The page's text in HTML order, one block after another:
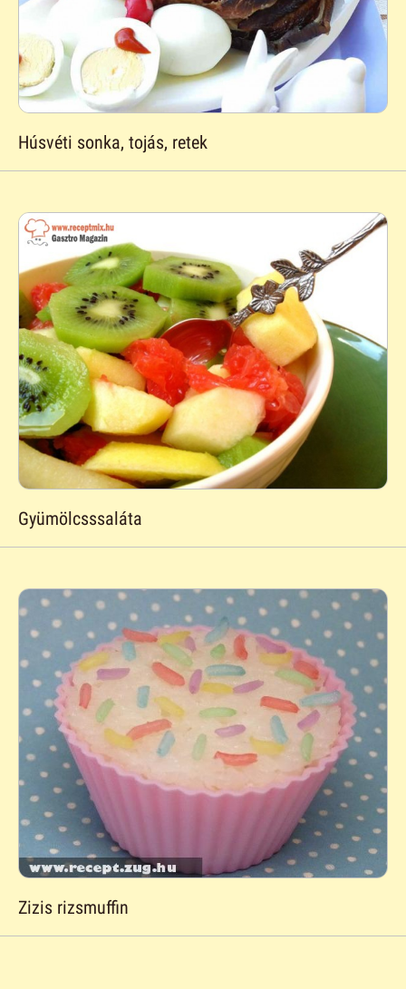
Húsvéti sonka, tojás, retek
Gyümölcsssaláta
Zizis rizsmuffin